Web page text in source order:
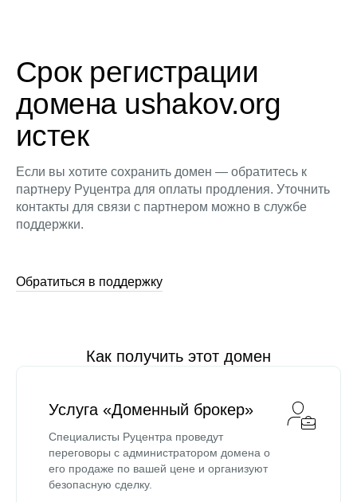
Срок регистрации
домена ushakov.org
истек
Если вы хотите сохранить домен — обратитесь к
партнеру Руцентра для оплаты продления. Уточнить
контакты для связи с партнером можно в службе
поддержки.
Обратиться в поддержку
Как получить этот домен
Услуга «Доменный брокер»
Специалисты Руцентра проведут
переговоры с администратором домена о
его продаже по вашей цене и организуют
безопасную сделку.